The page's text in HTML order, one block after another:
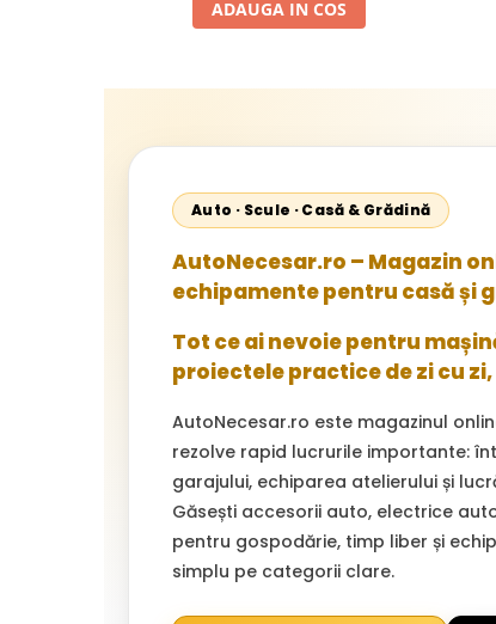
ADAUGA IN COS
Auto · Scule · Casă & Grădină
AutoNecesar.ro – Magazin
echipamente pentru casă și
Tot ce ai nevoie pentru
proiectele practice de zi cu
AutoNecesar.ro este magazinul
rezolve rapid lucrurile importante:
garajului, echiparea atelierului și
Găsești accesorii auto, electrice
pentru gospodărie, timp liber și
simplu pe categorii clare.